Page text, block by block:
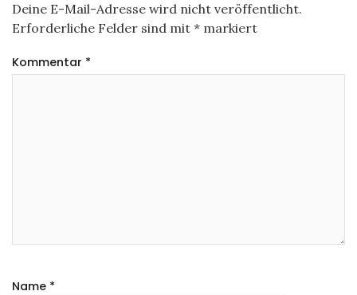
Deine E-Mail-Adresse wird nicht veröffentlicht.
Erforderliche Felder sind mit * markiert
Kommentar *
Name *